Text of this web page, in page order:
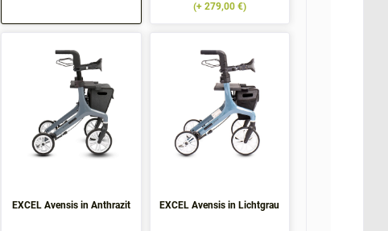
(+ 279,00 €)
EXCEL Avensis in Anthrazit EXCEL Avensis in Lichtgrau